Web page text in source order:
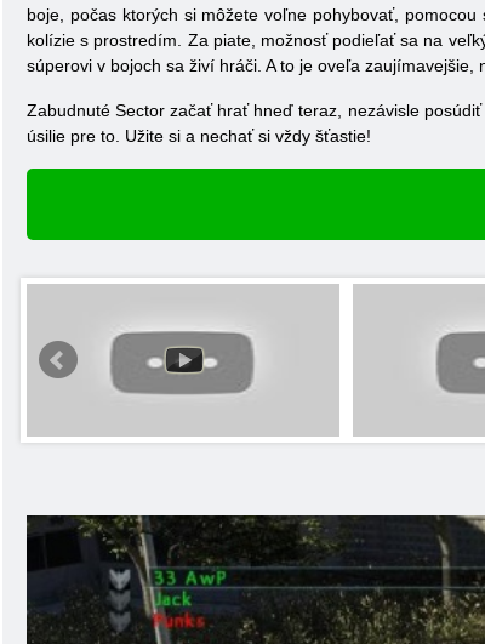
boje, počas ktorých si môžete voľne pohybovať,
kolízie s prostredím. Za piate, možnosť podieľať sa na
súperovi v bojoch sa živí hráči. A to je oveľa zaujímavejšie,
Zabudnuté Sector začať hrať hneď teraz, nezávisle
úsilie pre to. Užite si a nechať si vždy šťastie!